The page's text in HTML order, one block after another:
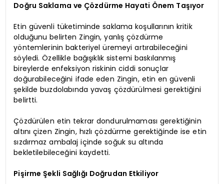
Doğru Saklama ve Çözdürme Hayati Önem Taşıyor
Etin güvenli tüketiminde saklama koşullarının kritik
olduğunu belirten Zingin, yanlış çözdürme
yöntemlerinin bakteriyel üremeyi artırabileceğini
söyledi. Özellikle bağışıklık sistemi baskılanmış
bireylerde enfeksiyon riskinin ciddi sonuçlar
doğurabileceğini ifade eden Zingin, etin en güvenli
şekilde buzdolabında yavaş çözdürülmesi gerektiğini
belirtti.
Çözdürülen etin tekrar dondurulmaması gerektiğinin
altını çizen Zingin, hızlı çözdürme gerektiğinde ise etin
sızdırmaz ambalaj içinde soğuk su altında
bekletilebileceğini kaydetti.
Pişirme Şekli Sağlığı Doğrudan Etkiliyor